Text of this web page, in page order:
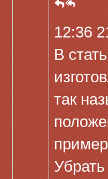
12:36
В
так